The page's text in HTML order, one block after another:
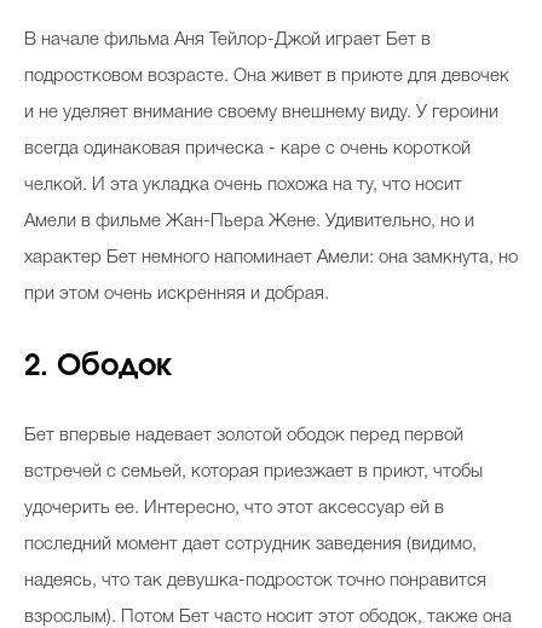
В начале фильма Аня Тейлор-Джой играет Бет в
подростковом возрасте. Она живет в приюте для девочек
и не уделяет внимание своему внешнему виду. У героини
всегда одинаковая прическа - каре с очень короткой
челкой. И эта укладка очень похожа на ту, что носит
Амели в фильме Жан-Пьера Жене. Удивительно, но и
характер Бет немного напоминает Амели: она замкнута, но
при этом очень искренняя и добрая.
2. Ободок
Бет впервые надевает золотой ободок перед первой
встречей с семьей, которая приезжает в приют, чтобы
удочерить ее. Интересно, что этот аксессуар ей в
последний момент дает сотрудник заведения (видимо,
надеясь, что так девушка-подросток точно понравится
взрослым). Потом Бет часто носит этот ободок, также она